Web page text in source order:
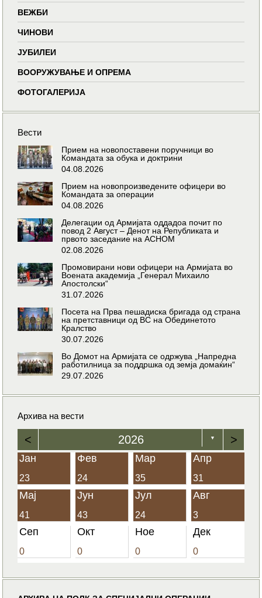
ВЕЖБИ
ЧИНОВИ
ЈУБИЛЕИ
ВООРУЖУВАЊЕ И ОПРЕМА
ФОТОГАЛЕРИЈА
Вести
Прием на новопоставени поручници во
Командата за обука и доктрини
04.08.2026
Прием на новопроизведените офицери во
Командата за операции
04.08.2026
Делегации од Армијата оддадоа почит по
повод 2 Август – Денот на Републиката и
првото заседание на АСНОМ
02.08.2026
Промовирани нови офицери на Армијата во
Воената академија „Генерал Михаило
Апостолски“
31.07.2026
Посета на Прва пешадиска бригада од страна
на претставници од ВС на Обединетото
Кралство
30.07.2026
Во Домот на Армијата се одржува „Напредна
работилница за поддршка од земја домаќин“
29.07.2026
Архива на вести
< 2026 ▼ >
Јан
23
Фев
24
Мар
35
Апр
31
Мај
41
Јун
43
Јул
24
Авг
3
Сеп
0
Окт
0
Ное
0
Дек
0